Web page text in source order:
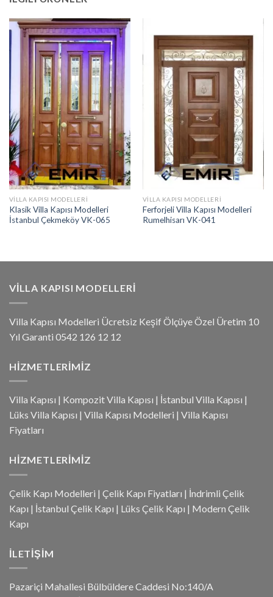
VILLA KAPISI MODELLERI
Klasik Villa Kapısı Modelleri
İstanbul Çekmeköy VK-065
VILLA KAPISI MODELLERI
Ferforjeli Villa Kapısı Modelleri
Rumelhisarı VK-041
VILLA KAPISI MODELLERI
Villa Kapısı Modelleri Ücretsiz Keşif Ölçüye Özel Üretim 10
Yıl Garanti 0542 126 12 12
HIZMETLERIMIZ
Villa Kapısı | Kompozit Villa Kapısı | İstanbul Villa Kapısı |
Lüks Villa Kapısı | Villa Kapısı Modelleri | Villa Kapısı
Fiyatları
HIZMETLERIMIZ
Çelik Kapı Modelleri | Çelik Kapı Fiyatları | İndrimli Çelik
Kapı | İstanbul Çelik Kapı | Lüks Çelik Kapı | Modern Çelik
Kapı
İLETIŞIM
Pazariçi Mahallesi Bülbüldere Caddesi No:140/A